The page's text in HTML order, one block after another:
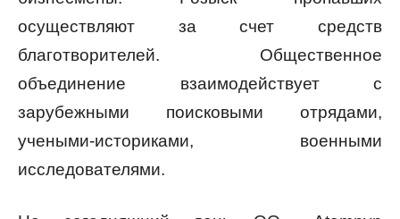
осуществляют за счет средств
благотворителей. Общественное
объединение взаимодействует с
зарубежными поисковыми отрядами,
учеными-историками, военными
исследователями.